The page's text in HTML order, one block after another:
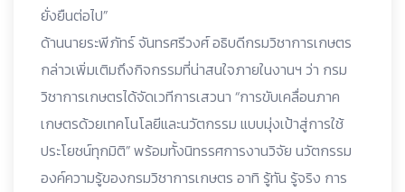
ยั่งยืนต่อไป”
ด้านนายระพีภัทร์ จันทรศรีวงศ์ อธิบดีกรมวิชาการเกษตร
กล่าวเพิ่มเติมถึงกิจกรรมที่น่าสนใจภายในงานฯ ว่า กรม
วิชาการเกษตรได้จัดเวทีการเสวนา “การขับเคลื่อนภาค
เกษตรด้วยเทคโนโลยีและนวัตกรรม แบบมุ่งเป้าสู่การใช้
ประโยชน์ทุกมิติ” พร้อมทั้งนิทรรศการงานวิจัย นวัตกรรม
องค์ความรู้ของกรมวิชาการเกษตร อาทิ รู้ทัน รู้จริง การ